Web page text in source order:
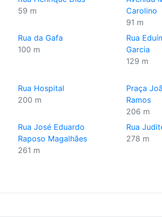
59 m
Carolino
91 m
Rua da Gafa
100 m
Rua
Garcia
129 m
Rua Hospital
200 m
Praça
Ramos
206 m
Rua José Eduardo
Raposo Magalhães
261 m
Rua
278 m